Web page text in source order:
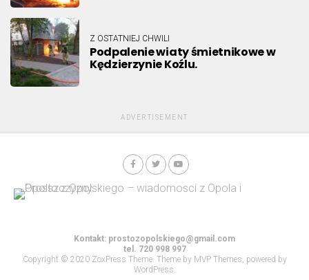
Z OSTATNIEJ CHWILI
Podpalenie wiaty śmietnikowe w
Kędzierzynie Koźlu.
ADVERTISEMENT
Kontakt: prostozopolskiego@gmail.com
tel. 720 998 997
Copyright © 2020 ZoxPress Theme. Theme by MVP Themes, powered by
WordPress.